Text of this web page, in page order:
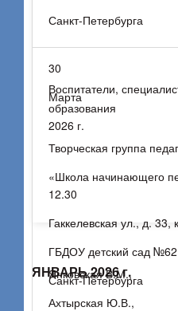
30
Марта
2026 г.
12.30
Гаккелевская ул., д. 33,
ГБДОУ детский сад
Санкт-Петербурга
Санкт-Петербурга
Воспитатели,
образования
Творческая группа
«Школа начинающего
Янковская В.М.,
Ахтырская Ю.В.,
ЯНВАРЬ 2026 г.